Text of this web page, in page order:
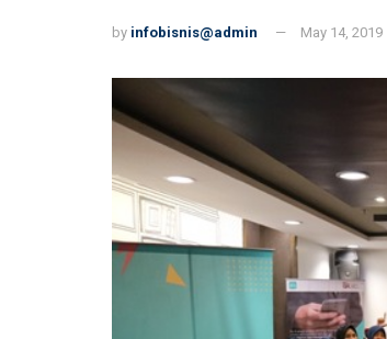
by infobisnis@admin May 14, 2019